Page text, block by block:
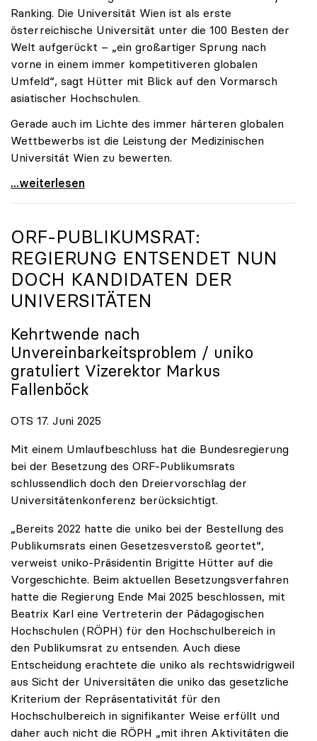
Ranking. Die Universität Wien ist als erste
österreichische Universität unter die 100 Besten der
Welt aufgerückt – „ein großartiger Sprung nach
vorne in einem immer kompetitiveren globalen
Umfeld“, sagt Hütter mit Blick auf den Vormarsch
asiatischer Hochschulen.
Gerade auch im Lichte des immer härteren globalen
Wettbewerbs ist die Leistung der Medizinischen
Universität Wien zu bewerten.
„Top-Rankingplätze heimischer Universitäten geben
...weiterlesen
ORF-PUBLIKUMSRAT:
REGIERUNG ENTSENDET NUN
DOCH KANDIDATEN DER
UNIVERSITÄTEN
Kehrtwende nach
Unvereinbarkeitsproblem / uniko
gratuliert Vizerektor Markus
Fallenböck
OTS 17. Juni 2025
Mit einem Umlaufbeschluss hat die Bundesregierung
bei der Besetzung des ORF-Publikumsrats
schlussendlich doch den Dreiervorschlag der
Universitätenkonferenz berücksichtigt.
„Bereits 2022 hatte die uniko bei der Bestellung des
Publikumsrats einen Gesetzesverstoß geortet“,
verweist uniko-Präsidentin Brigitte Hütter auf die
Vorgeschichte. Beim aktuellen Besetzungsverfahren
hatte die Regierung Ende Mai 2025 beschlossen, mit
Beatrix Karl eine Vertreterin der Pädagogischen
Hochschulen (RÖPH) für den Hochschulbereich in
den Publikumsrat zu entsenden. Auch diese
Entscheidung erachtete die uniko als rechtswidrigweil
aus Sicht der Universitäten die uniko das gesetzliche
Kriterium der Repräsentativität für den
Hochschulbereich in signifikanter Weise erfüllt und
daher auch nicht die RÖPH „mit ihren Aktivitäten die